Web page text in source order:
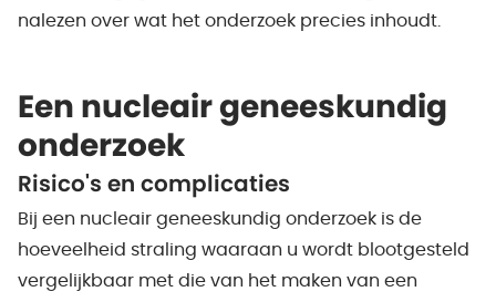
nalezen over wat het onderzoek precies inhoudt.
Een nucleair geneeskundig
onderzoek
Risico's en complicaties
Bij een nucleair geneeskundig onderzoek is de
hoeveelheid straling waaraan u wordt blootgesteld
vergelijkbaar met die van het maken van een